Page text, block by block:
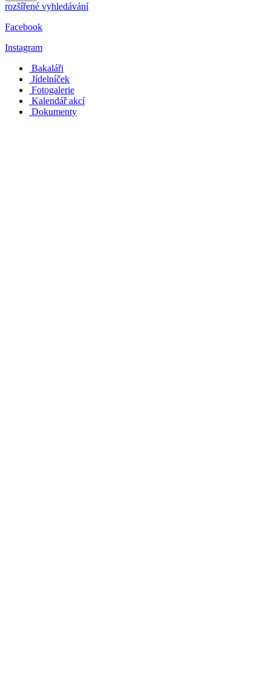
rozšířené vyhledávání
Facebook
Instagram
Bakaláři
Jídelníček
Fotogalerie
Kalendář akcí
Dokumenty